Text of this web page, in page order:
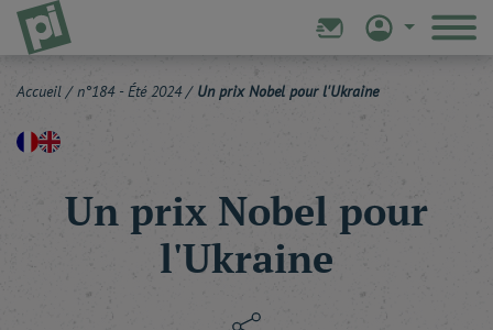
Accueil / n°184 - Été 2024/ Un prix Nobel pour l'Ukraine
Un prix Nobel pour
l'Ukraine